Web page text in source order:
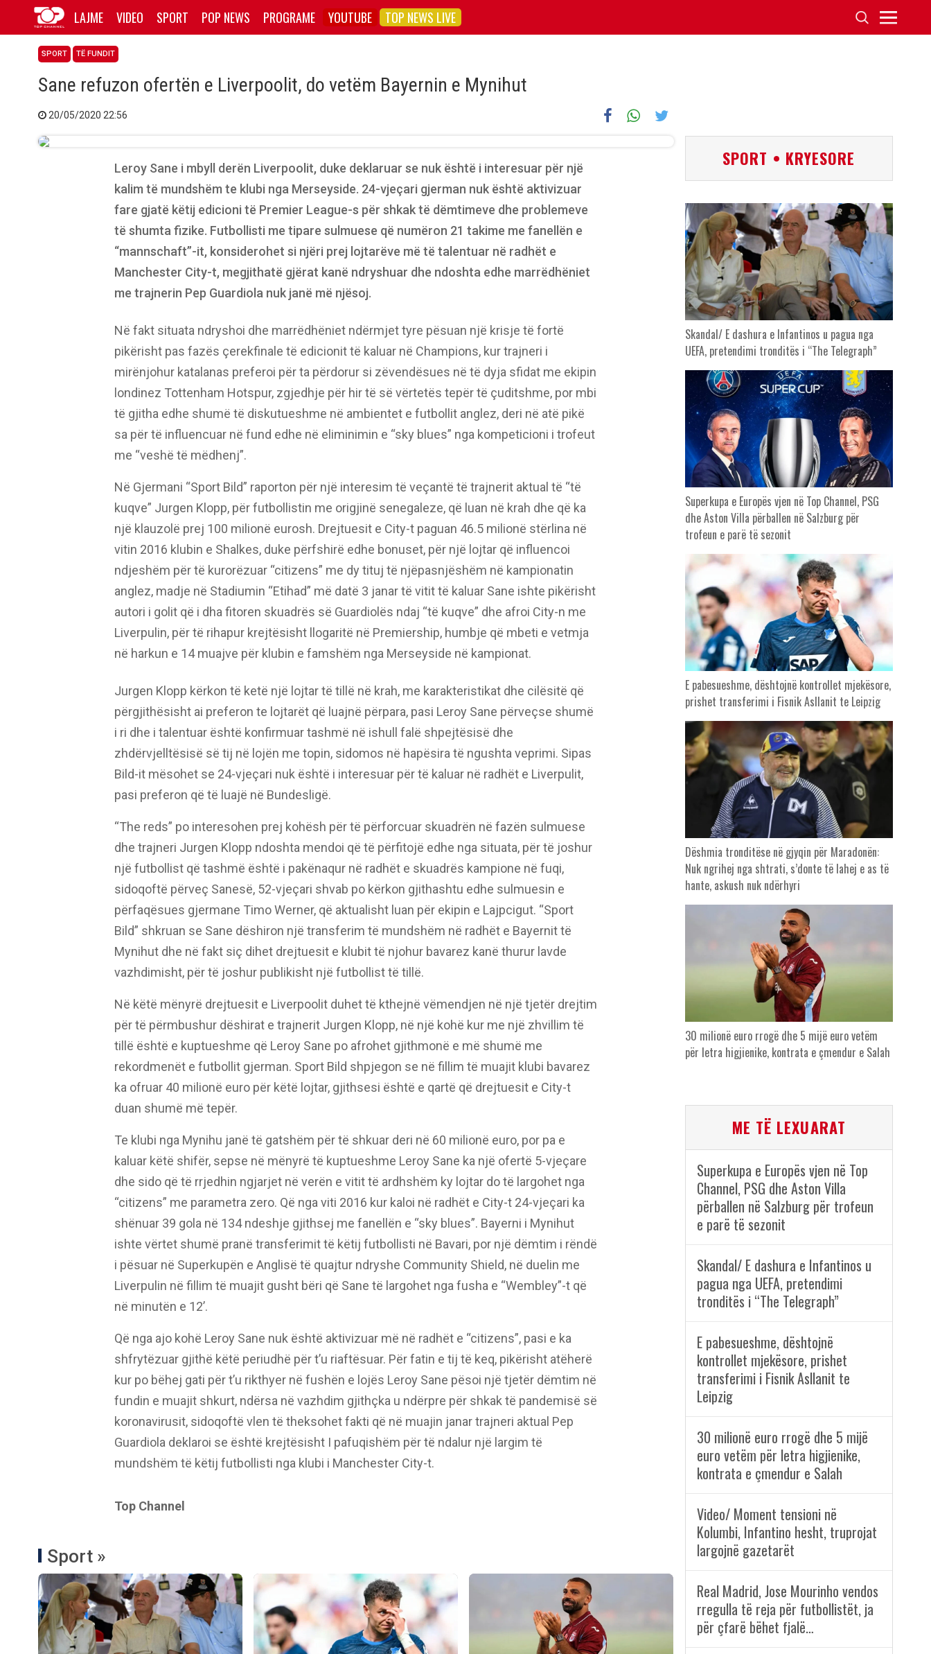
LAJME VIDEO SPORT POP NEWS PROGRAME YOUTUBE TOP NEWS LIVE
SPORT TË FUNDIT
Sane refuzon ofertën e Liverpoolit, do vetëm Bayernin e Mynihut
20/05/2020 22:56
Leroy Sane i mbyll derën Liverpoolit, duke deklaruar se nuk është i interesuar për një
kalim të mundshëm te klubi nga Merseyside. 24-vjeçari gjerman nuk është aktivizuar
fare gjatë këtij edicioni të Premier League-s për shkak të dëmtimeve dhe problemeve
të shumta fizike. Futbollisti me tipare sulmuese që numëron 21 takime me fanellën e
“mannschaft”-it, konsiderohet si njëri prej lojtarëve më të talentuar në radhët e
Manchester City-t, megjithatë gjërat kanë ndryshuar dhe ndoshta edhe marrëdhëniet
me trajnerin Pep Guardiola nuk janë më njësoj.
Në fakt situata ndryshoi dhe marrëdhëniet ndërmjet tyre pësuan një krisje të fortë
pikërisht pas fazës çerekfinale të edicionit të kaluar në Champions, kur trajneri i
mirënjohur katalanas preferoi për ta përdorur si zëvendësues në të dyja sfidat me ekipin
londinez Tottenham Hotspur, zgjedhje për hir të së vërtetës tepër të çuditshme, por mbi
të gjitha edhe shumë të diskutueshme në ambientet e futbollit anglez, deri në atë pikë
sa për të influencuar në fund edhe në eliminimin e “sky blues” nga kompeticioni i trofeut
me “veshë të mëdhenj”.
Në Gjermani “Sport Bild” raporton për një interesim të veçantë të trajnerit aktual të “të
kuqve” Jurgen Klopp, për futbollistin me origjinë senegaleze, që luan në krah dhe që ka
një klauzolë prej 100 milionë eurosh. Drejtuesit e City-t paguan 46.5 milionë stërlina në
vitin 2016 klubin e Shalkes, duke përfshirë edhe bonuset, për një lojtar që influencoi
ndjeshëm për të kurorëzuar “citizens” me dy tituj të njëpasnjëshëm në kampionatin
anglez, madje në Stadiumin “Etihad” më datë 3 janar të vitit të kaluar Sane ishte pikërisht
autori i golit që i dha fitoren skuadrës së Guardiolës ndaj “të kuqve” dhe afroi City-n me
Liverpulin, për të rihapur krejtësisht llogaritë në Premiership, humbje që mbeti e vetmja
në harkun e 14 muajve për klubin e famshëm nga Merseyside në kampionat.
Jurgen Klopp kërkon të ketë një lojtar të tillë në krah, me karakteristikat dhe cilësitë që
përgjithësisht ai preferon te lojtarët që luajnë përpara, pasi Leroy Sane përveçse shumë
i ri dhe i talentuar është konfirmuar tashmë në ishull falë shpejtësisë dhe
zhdërvjelltësisë së tij në lojën me topin, sidomos në hapësira të ngushta veprimi. Sipas
Bild-it mësohet se 24-vjeçari nuk është i interesuar për të kaluar në radhët e Liverpulit,
pasi preferon që të luajë në Bundesligë.
“The reds” po interesohen prej kohësh për të përforcuar skuadrën në fazën sulmuese
dhe trajneri Jurgen Klopp ndoshta mendoi që të përfitojë edhe nga situata, për të joshur
një futbollist që tashmë është i pakënaqur në radhët e skuadrës kampione në fuqi,
sidoqoftë përveç Sanesë, 52-vjeçari shvab po kërkon gjithashtu edhe sulmuesin e
përfaqësues gjermane Timo Werner, që aktualisht luan për ekipin e Lajpcigut. “Sport
Bild” shkruan se Sane dëshiron një transferim të mundshëm në radhët e Bayernit të
Mynihut dhe në fakt siç dihet drejtuesit e klubit të njohur bavarez kanë thurur lavde
vazhdimisht, për të joshur publikisht një futbollist të tillë.
Në këtë mënyrë drejtuesit e Liverpoolit duhet të kthejnë vëmendjen në një tjetër drejtim
për të përmbushur dëshirat e trajnerit Jurgen Klopp, në një kohë kur me një zhvillim të
tillë është e kuptueshme që Leroy Sane po afrohet gjithmonë e më shumë me
rekordmenët e futbollit gjerman. Sport Bild shpjegon se në fillim të muajit klubi bavarez
ka ofruar 40 milionë euro për këtë lojtar, gjithsesi është e qartë që drejtuesit e City-t
duan shumë më tepër.
Te klubi nga Mynihu janë të gatshëm për të shkuar deri në 60 milionë euro, por pa e
kaluar këtë shifër, sepse në mënyrë të kuptueshme Leroy Sane ka një ofertë 5-vjeçare
dhe sido që të rrjedhin ngjarjet në verën e vitit të ardhshëm ky lojtar do të largohet nga
“citizens” me parametra zero. Që nga viti 2016 kur kaloi në radhët e City-t 24-vjeçari ka
shënuar 39 gola në 134 ndeshje gjithsej me fanellën e “sky blues”. Bayerni i Mynihut
ishte vërtet shumë pranë transferimit të këtij futbollisti në Bavari, por një dëmtim i rëndë
i pësuar në Superkupën e Anglisë të quajtur ndryshe Community Shield, në duelin me
Liverpulin në fillim të muajit gusht bëri që Sane të largohet nga fusha e “Wembley”-t që
në minutën e 12’.
Që nga ajo kohë Leroy Sane nuk është aktivizuar më në radhët e “citizens”, pasi e ka
shfrytëzuar gjithë këtë periudhë për t’u riaftësuar. Për fatin e tij të keq, pikërisht atëherë
kur po bëhej gati për t’u rikthyer në fushën e lojës Leroy Sane pësoi një tjetër dëmtim në
fundin e muajit shkurt, ndërsa në vazhdim gjithçka u ndërpre për shkak të pandemisë së
koronavirusit, sidoqoftë vlen të theksohet fakti që në muajin janar trajneri aktual Pep
Guardiola deklaroi se është krejtësisht I pafuqishëm për të ndalur një largim të
mundshëm të këtij futbollisti nga klubi i Manchester City-t.
Top Channel
Sport »
SPORT • KRYESORE
Skandal/ E dashura e Infantinos u pagua nga
UEFA, pretendimi tronditës i “The Telegraph”
Superkupa e Europës vjen në Top Channel, PSG
dhe Aston Villa përballen në Salzburg për
trofeun e parë të sezonit
E pabesueshme, dështojnë kontrollet mjekësore,
prishet transferimi i Fisnik Asllanit te Leipzig
Dëshmia tronditëse në gjyqin për Maradonën:
Nuk ngrihej nga shtrati, s’donte të lahej e as të
hante, askush nuk ndërhyri
30 milionë euro rrogë dhe 5 mijë euro vetëm
për letra higjienike, kontrata e çmendur e Salah
ME TË LEXUARAT
Superkupa e Europës vjen në Top
Channel, PSG dhe Aston Villa
përballen në Salzburg për trofeun
e parë të sezonit
Skandal/ E dashura e Infantinos u
pagua nga UEFA, pretendimi
tronditës i “The Telegraph”
E pabesueshme, dështojnë
kontrollet mjekësore, prishet
transferimi i Fisnik Asllanit te
Leipzig
30 milionë euro rrogë dhe 5 mijë
euro vetëm për letra higjienike,
kontrata e çmendur e Salah
Video/ Moment tensioni në
Kolumbi, Infantino hesht, truprojat
largojnë gazetarët
Real Madrid, Jose Mourinho vendos
rregulla të reja për futbollistët, ja
për çfarë bëhet fjalë…